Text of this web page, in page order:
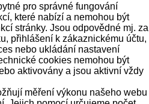
pro správné fungování
které nabízí a nemohou být
stránky. Jsou odpovědné mj. za
přihlášení k zákaznickému účtu,
nebo ukládání nastavení
cookies nemohou být
aktivovány a jsou aktivní vždy
měření výkonu našeho webu